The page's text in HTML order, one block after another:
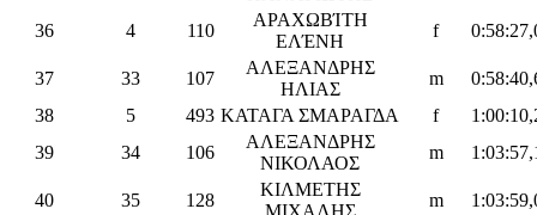
36 4 110
ΑΡΑΧΩΒΊΤΗ
ΕΛΈΝΗ
f
37 33 107
ΑΛΕΞΑΝΔΡΗΣ
ΗΛΙΑΣ
m
38
5 493 ΚΑΤΑΓΑ ΣΜΑΡΑΓΔΑ f
39
34 106
ΑΛΕΞΑΝΔΡΗΣ
ΝΙΚΟΛΑΟΣ
m
40 35 128
ΚΙΛΜΕΤΗΣ
ΜΙΧΑΛΗΣ
m